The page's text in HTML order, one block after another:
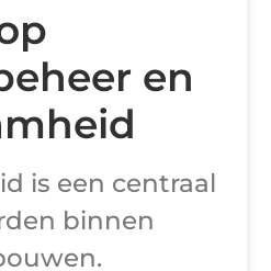
en
is een centraal
binnen